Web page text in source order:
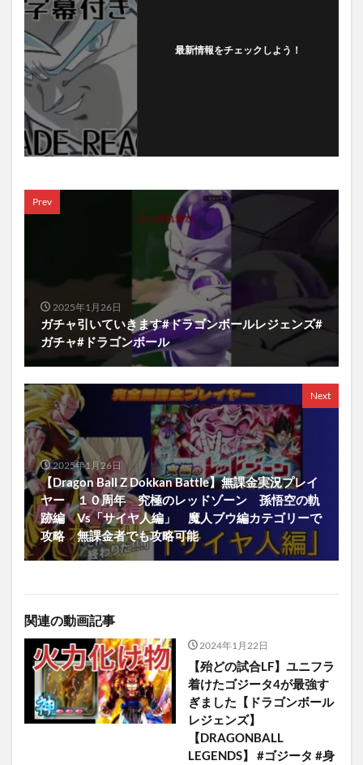
最新情報をチェックしよう！
Prev
2025年1月26日
ガチャ引いていきます#ドラゴンボールレジェンズ#
ガチャ#ドラゴンボール
Next
2025年1月26日
【Dragon Ball Z Dokkan Battle】無課金実況プレイ
ヤー １０周年 究極のレッドゾーン 孫悟空の軌
跡編 Vs「サイヤ人編」 魔人ブウ編カテゴリーで
攻略 無課金者でも攻略可能
関連の動画記事
2024年1月22日
【殆どの試合LF】ユニフラ
着けたゴジータ4が最強す
ぎました【ドラゴンボール
レジェンズ】
【DRAGONBALL
LEGENDS】 #ゴジータ #身